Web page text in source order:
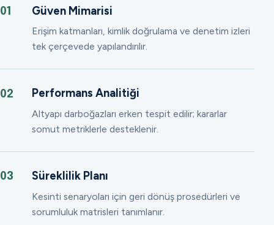
01 Güven Mimarisi
Erişim katmanları, kimlik doğrulama ve denetim izleri
tek çerçevede yapılandırılır.
02 Performans Analitiği
Altyapı darboğazları erken tespit edilir; kararlar
somut metriklerle desteklenir.
03 Süreklilik Planı
Kesinti senaryoları için geri dönüş prosedürleri ve
sorumluluk matrisleri tanımlanır.